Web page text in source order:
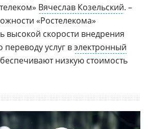
Вячеслав Козельский. –
«Ростелекома»
высокой скорости внедрения
услуг вэлектронный
низкую стоимость